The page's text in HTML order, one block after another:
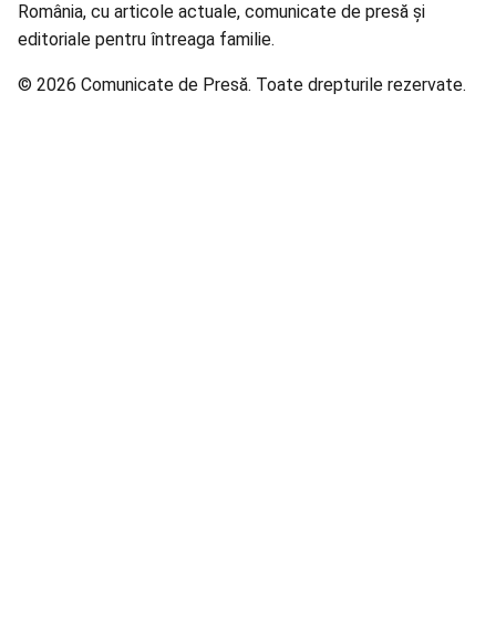
România, cu articole actuale, comunicate de presă și
editoriale pentru întreaga familie.
© 2026 Comunicate de Presă. Toate drepturile rezervate.